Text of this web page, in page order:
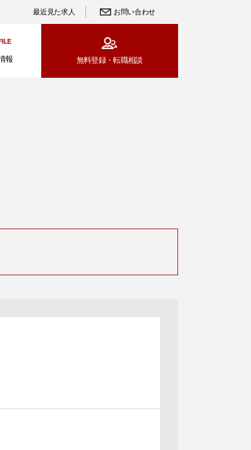
最近見た求人 お問い合わせ
報 無料登録・転職相談